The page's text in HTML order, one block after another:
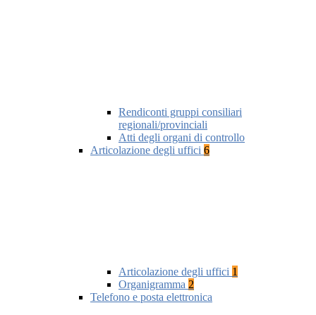
Rendiconti gruppi consiliari
regionali/provinciali
Atti degli organi di controllo
Articolazione degli uffici 6
Articolazione degli uffici 1
Organigramma 2
Telefono e posta elettronica